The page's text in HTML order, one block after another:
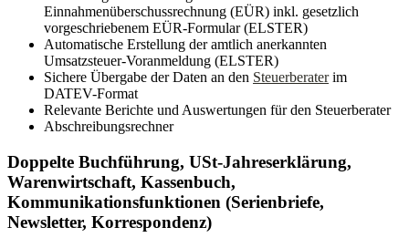
Einnahmenüberschussrechnung (EÜR) inkl. gesetzlich
vorgeschriebenem EÜR-Formular (ELSTER)
Automatische Erstellung der amtlich anerkannten
Umsatzsteuer-Voranmeldung (ELSTER)
Sichere Übergabe der Daten an den Steuerberaterim
DATEV-Format
Relevante Berichte und Auswertungen für den Steuerberater
Abschreibungsrechner
Doppelte Buchführung, USt-Jahreserklärung,
Warenwirtschaft, Kassenbuch,
Kommunikationsfunktionen (Serienbriefe,
Newsletter, Korrespondenz)